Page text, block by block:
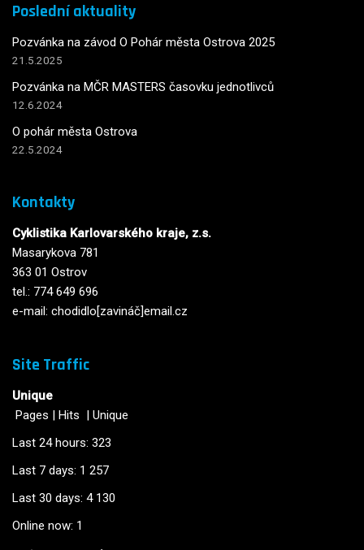
Poslední aktuality
Pozvánka na závod O Pohár města Ostrova 2025
21.5.2025
Pozvánka na MČR MASTERS časovku jednotlivců
12.6.2024
O pohár města Ostrova
22.5.2024
Kontakty
Cyklistika Karlovarského kraje, z.s.
Masarykova 781
363 01 Ostrov
tel.: 774 649 696
e-mail: chodidlo[zavináč]email.cz
Site Traffic
Unique
Pages | Hits | Unique
Last 24 hours: 323
Last 7 days: 1 257
Last 30 days: 4 130
Online now: 1